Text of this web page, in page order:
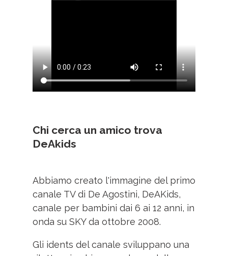
Chi cerca un amico trova
DeAkids
Abbiamo creato l'immagine del primo
canale TV di De Agostini, DeAKids,
canale per bambini dai 6 ai 12 anni, in
onda su SKY da ottobre 2008.
Gli idents del canale sviluppano una